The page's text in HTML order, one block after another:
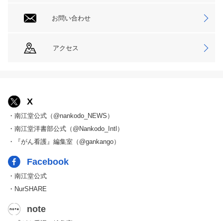
お問い合わせ
アクセス
X
・南江堂公式（@nankodo_NEWS）
・南江堂洋書部公式（@Nankodo_Intl）
・『がん看護』編集室（@gankango）
Facebook
・南江堂公式
・NurSHARE
note